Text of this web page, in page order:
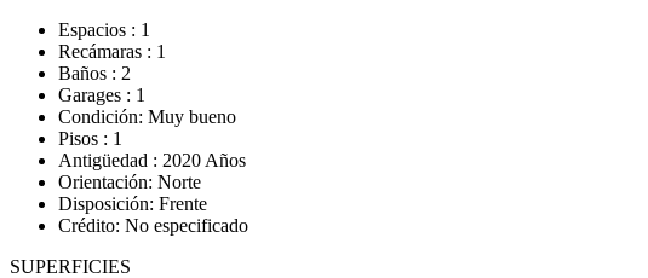
Espacios : 1
Recámaras : 1
Baños : 2
Garages : 1
Condición: Muy bueno
Pisos : 1
Antigüedad : 2020 Años
Orientación: Norte
Disposición: Frente
Crédito: No especificado
SUPERFICIES